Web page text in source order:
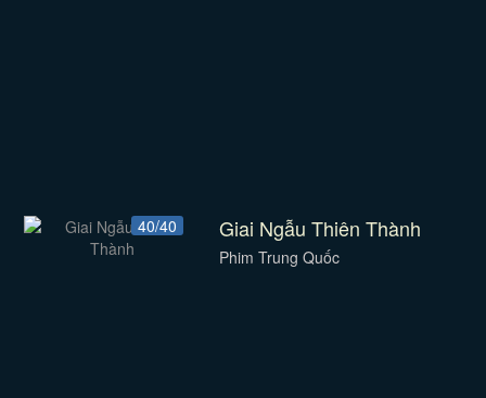
40/40 Giai Ngẫu Thiên Thành
Phim Trung Quốc